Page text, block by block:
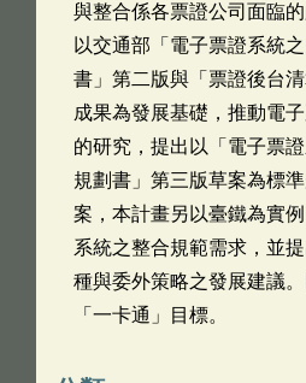
與整合係各票證公司面臨
以交通部「電子票證系統
書」第二版與「票證後台
成果為發展基礎，推動電
的研究，提出以「電子票
規劃書」第三版草案為標
案，本計畫另以臺鐵為實
系統之整合規範需求，並
種與委外策略之發展建議
「一卡通」目標。